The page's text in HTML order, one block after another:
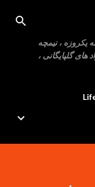
، نیمچه
های گلپایگانی ،